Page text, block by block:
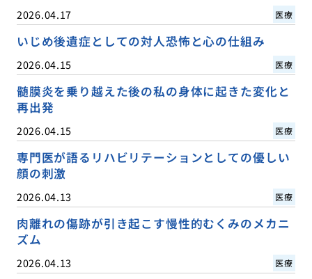
2026.04.17 医療
いじめ後遺症としての対人恐怖と心の仕組み
2026.04.15 医療
髄膜炎を乗り越えた後の私の身体に起きた変化と
再出発
2026.04.15 医療
専門医が語るリハビリテーションとしての優しい
顔の刺激
2026.04.13 医療
肉離れの傷跡が引き起こす慢性的むくみのメカニ
ズム
2026.04.13 医療